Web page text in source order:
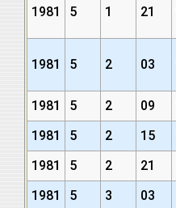
1981 5 1 21
1981 5 2 03
1981 5 2 09
1981
5 2 15
1981
5 2 21
1981
5 3 03